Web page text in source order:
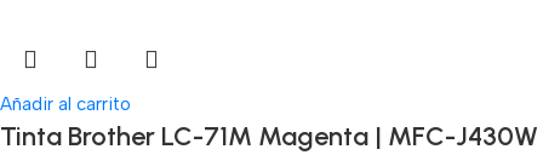
Añadir al carrito
Tinta Brother LC-71M Magenta | MFC-J430W